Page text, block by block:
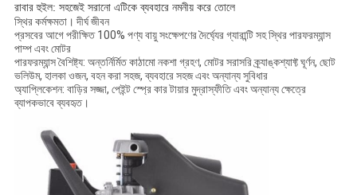
রাবার হুইল: সহজেই সরানো এটিকে ব্যবহারে নমনীয় করে তোলে
স্থির কর্মক্ষমতা। দীর্ঘ জীবন
প্রসবের আগে পরীক্ষিত 100% পণ্য বায়ু সংক্ষেপণের দৈর্ঘ্যের গ্যারান্টি সহ স্থির পারফরম্যান্স
পাম্প এবং মোটর
পারফরম্যান্স বৈশিষ্ট্য: অন্তর্নির্মিত কাঠামো নকশা গ্রহণ, মোটর সরাসরি ক্র্যাঙ্কশ্যাফ্ট ঘূর্ণন, ছোট
ভলিউম, হালকা ওজন, বহন করা সহজ, ব্যবহারে সহজ এবং অন্যান্য সুবিধার
অ্যাপ্লিকেশন: বাড়ির সজ্জা, পেইন্ট স্প্রে কার টায়ার মুদ্রাস্ফীতি এবং অন্যান্য ক্ষেত্রে
ব্যাপকভাবে ব্যবহৃত।